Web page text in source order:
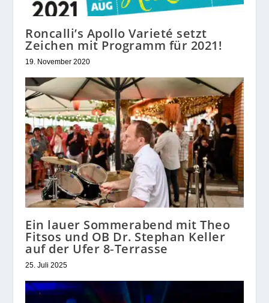
Roncalli’s Apollo Varieté setzt
Zeichen mit Programm für 2021!
19. November 2020
Ein lauer Sommerabend mit Theo
Fitsos und OB Dr. Stephan Keller
auf der Ufer 8‑Terrasse
25. Juli 2025